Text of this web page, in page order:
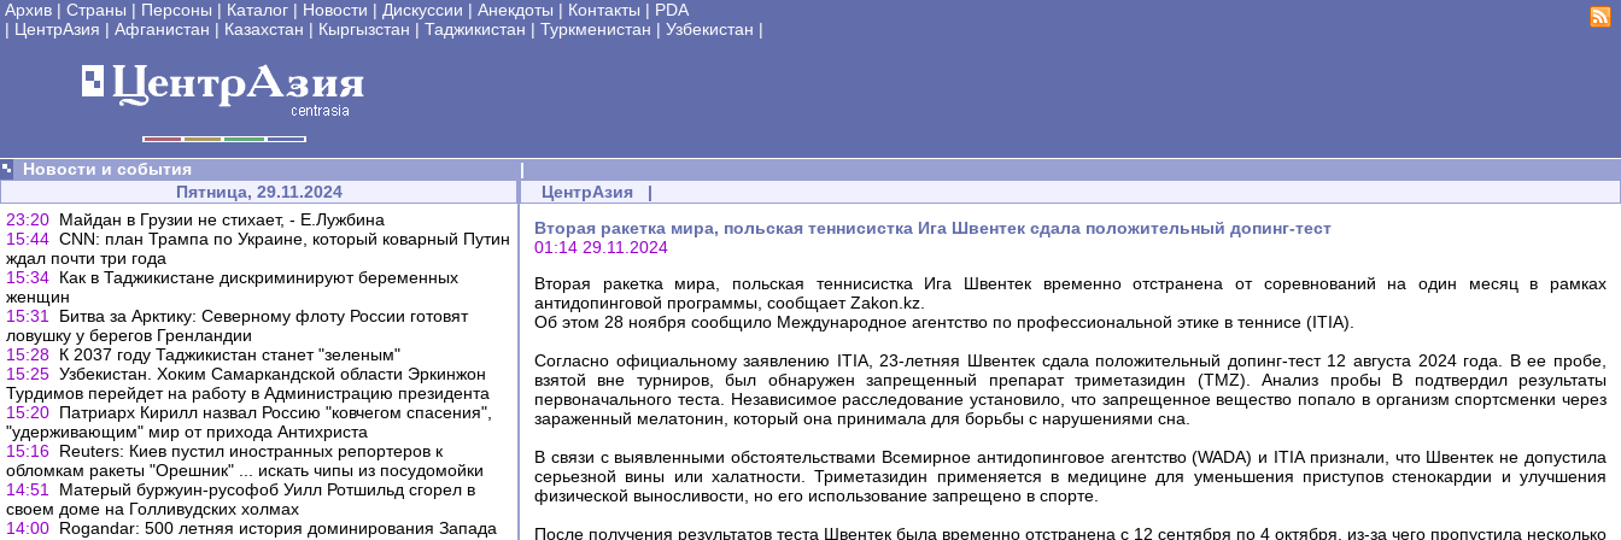
Архив | Страны | Персоны | Каталог | Новости | Дискуссии | Анекдоты | Контакты | PDA
| ЦентрАзия | Афганистан | Казахстан | Кыргызстан | Таджикистан | Туркменистан | Узбекистан |
Новости и события
|
Пятница, 29.11.2024
23:20 Майдан в Грузии не стихает, - Е.Лужбина
15:44 CNN: план Трампа по Украине, который коварный Путин
ждал почти три года
15:34 Как в Таджикистане дискриминируют беременных
женщин
15:31
Битва за Арктику: Северному флоту России готовят
ловушку у берегов Гренландии
15:28 К 2037 году Таджикистан станет "зеленым"
15:25 Узбекистан. Хоким Самаркандской области Эркинжон
Турдимов перейдет на работу в Администрацию президента
15:20 Патриарх Кирилл назвал Россию "ковчегом спасения",
"удерживающим" мир от прихода Антихриста
15:16 Reuters: Киев пустил иностранных репортеров к
обломкам ракеты "Орешник" ... искать чипы из посудомойки
14:51
Матерый буржуин-русофоб Уилл Ротшильд сгорел в
своем доме на Голливудских холмах
14:00 Rogandar: 500 летняя история доминирования Запада
ЦентрАзия |
Вторая ракетка мира, польская теннисистка Ига Швентек сдала положительный допинг-тест
01:14 29.11.2024
Вторая ракетка мира, польская теннисистка Ига Швентек временно отстранена от соревнований на один месяц в рамках
антидопинговой программы, сообщает Zakon.kz.
Об этом 28 ноября сообщило Международное агентство по профессиональной этике в теннисе (ITIA).
Согласно официальному заявлению ITIA, 23-летняя Швентек сдала положительный допинг-тест 12 августа 2024 года. В ее пробе,
взятой вне турниров, был обнаружен запрещенный препарат триметазидин (TMZ). Анализ пробы B подтвердил результаты
первоначального теста. Независимое расследование установило, что запрещенное вещество попало в организм спортсменки через
зараженный мелатонин, который она принимала для борьбы с нарушениями сна.
В связи с выявленными обстоятельствами Всемирное антидопинговое агентство (WADA) и ITIA признали, что Швентек не допустила
серьезной вины или халатности. Триметазидин применяется в медицине для уменьшения приступов стенокардии и улучшения
физической выносливости, но его использование запрещено в спорте.
После получения результатов теста Швентек была временно отстранена с 12 сентября по 4 октября, из-за чего пропустила несколько